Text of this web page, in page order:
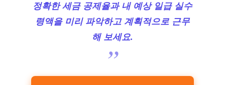
정확한 세금 공제율과 내 예상 일급 실수
령액을 미리 파악하고 계획적으로 근무
해 보세요.